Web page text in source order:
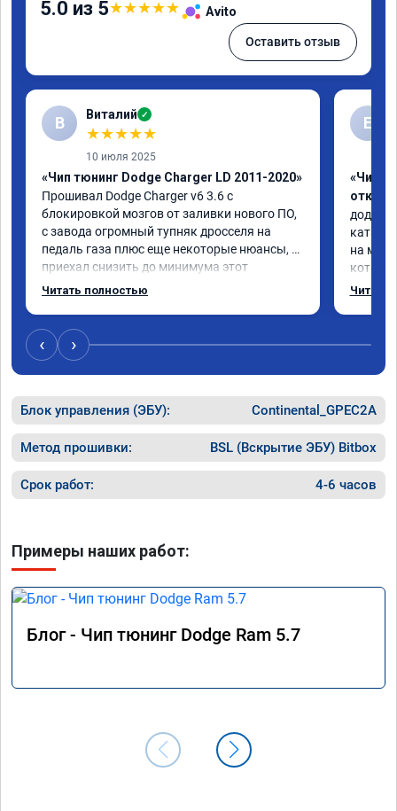
5.0 из 5★★★★★ Avito
Оставить отзыв
В Виталий ✓
★★★★★
10 июля 2025
«Чип тюнинг Dodge Charger LD 2011-2020»
Прошивал Dodge Charger v6 3.6 с
блокировкой мозгов от заливки нового ПО,
с завода огромный тупняк дросселя на
педаль газа плюс еще некоторые нюансы,
приехал снизить до минимума этот
недостаток.
примерно 200км, по началу не было почти
никаких изменений, при полном открытии
дросселя и не было нормального отклика
в Москве установилась жара 35+ градусов,
температура на впуске в пробках убежала
за 60, с постоянно включенным климатом,
он наконец-то поехал, как должен, легко
прыгает в соседний ряд без задержки
дросселя, нажал-поехал. Теперь меня
прошивке с гарантией.
Читать полностью
Е
«Чип
додж
на
хотя
Читать
‹ ›
Блок управления (ЭБУ): Continental_GPEC2A
Метод прошивки: BSL (Вскрытие ЭБУ) Bitbox
Срок работ: 4-6 часов
Примеры наших работ:
Блог - Чип тюнинг Dodge Ram 5.7